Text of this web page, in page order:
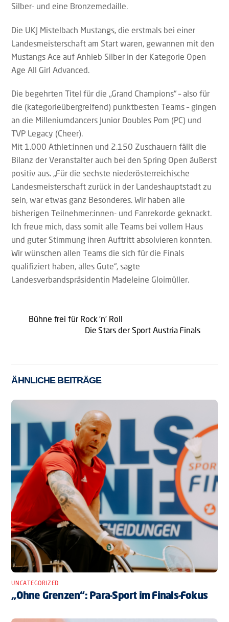
Silber- und eine Bronzemedaille.
Die UKJ Mistelbach Mustangs, die erstmals bei einer
Landesmeisterschaft am Start waren, gewannen mit den
Mustangs Ace auf Anhieb Silber in der Kategorie Open
Age All Girl Advanced.
Die begehrten Titel für die „Grand Champions“ – also für
die (kategorieübergreifend) punktbesten Teams – gingen
an die Milleniumdancers Junior Doubles Pom (PC) und
TVP Legacy (Cheer).
Mit 1.000 Athlet:innen und 2.150 Zuschauern fällt die
Bilanz der Veranstalter auch bei den Spring Open äußerst
positiv aus. „Für die sechste niederösterreichische
Landesmeisterschaft zurück in der Landeshauptstadt zu
sein, war etwas ganz Besonderes. Wir haben alle
bisherigen Teilnehmer:innen- und Fanrekorde geknackt.
Ich freue mich, dass somit alle Teams bei vollem Haus
und guter Stimmung ihren Auftritt absolvieren konnten.
Wir wünschen allen Teams die sich für die Finals
qualifiziert haben, alles Gute“, sagte
Landesverbandspräsidentin Madeleine Gloimüller.
Bühne frei für Rock ’n’ Roll
Die Stars der Sport Austria Finals
ÄHNLICHE BEITRÄGE
UNCATEGORIZED
„Ohne Grenzen“: Para-Sport im Finals-Fokus